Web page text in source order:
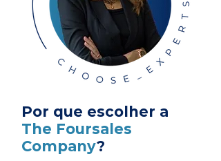
Por que escolher a
The Foursales
Company?